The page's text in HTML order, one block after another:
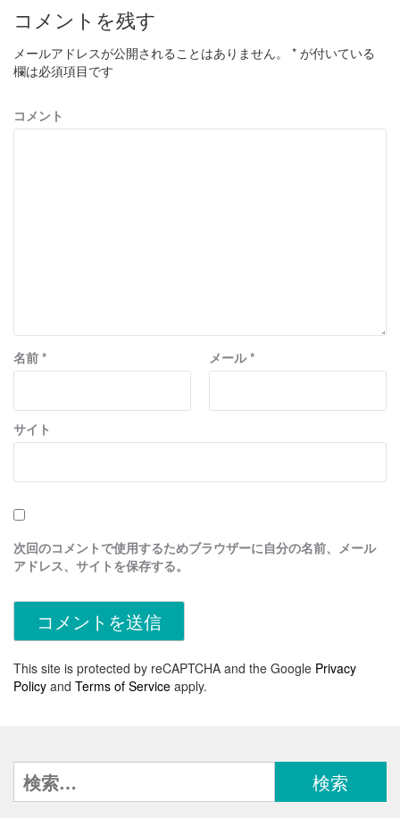
コメントを残す
メールアドレスが公開されることはありません。 * が付いている
欄は必須項目です
コメント
名前 * メール*
サイト
次回のコメントで使用するためブラウザーに自分の名前、メール
アドレス、サイトを保存する。
This site is protected by reCAPTCHA and the Google Privacy
Policy and Terms of Service apply.
索: